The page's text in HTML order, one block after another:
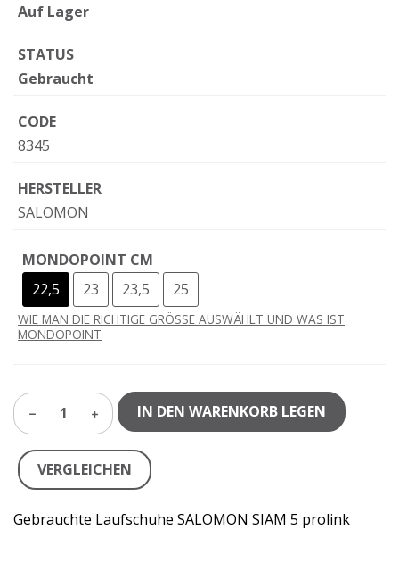
Auf Lager
STATUS
Gebraucht
CODE
8345
HERSTELLER
SALOMON
MONDOPOINT CM
22,5
23 23,5 25
WIE MAN DIE RICHTIGE GRÖSSE AUSWÄHLT UND WAS IST
MONDOPOINT
1 IN DEN WARENKORB LEGEN
VERGLEICHEN
Gebrauchte Laufschuhe SALOMON SIAM 5 prolink